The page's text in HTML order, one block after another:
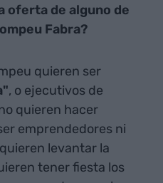
oferta de alguno de
Fabra?
quieren ser
, o ejecutivos de
quieren hacer
emprendedores ni
levantar la
tener fiesta los